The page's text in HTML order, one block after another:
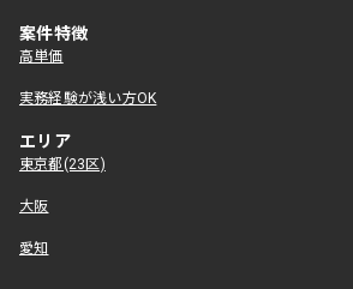
案件特徴
高単価
実務経験が浅い方OK
エリア
東京都(23区)
大阪
愛知